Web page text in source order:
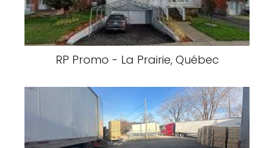
RP Promo - La Prairie, Québec